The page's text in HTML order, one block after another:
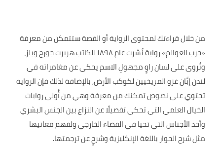
من خلال قراءتك لمحتوى الرواية أو القصة ستتمكن من معرفة
«حرب العوالم» رواية نُشرت عام ١٨٩٨ للكاتب هربرت جورج ويلز،
وتُروى على لسان راوٍ مجهولِ الاسم يحكي عن مغامراته في
لندن إبَّان غزو المريخيين لكوكب الأرض, بالإضافة لذلك فإن الرواية
تحتوي على نصوص تمكنك من معرفة وهي من أُولى روايات
الخيال العلمي التي تحكي تفصيلًا عن النزاع بين الجنس البشري
وأحد الأجناس التي تحيا في الفضاء الخارجي ولفهم معانيها
مثل شرح الحوار باللغة الإنكليزية وشرحٍ عن ترجمتها.